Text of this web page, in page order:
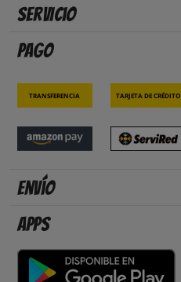
Servicio
Pago
Transferencia Tarjeta de crédito
Envío
Apps